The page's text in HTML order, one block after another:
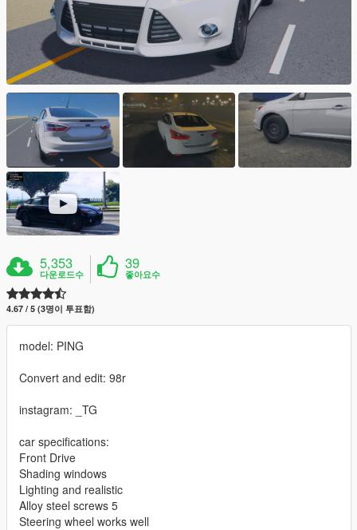
5,353
다운로드수
39
좋아요수
4.67 / 5 (3명이 투표함)
model: PING
Convert and edit: 98r
instagram: _TG
car specifications:
Front Drive
Shading windows
Lighting and realistic
Alloy steel screws 5
Steering wheel works well